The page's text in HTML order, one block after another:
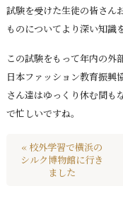
試験を受けた生徒の皆さん
ものについてより深い知識
この試験をもって年内の外
日本ファッション教育振興
さん達はゆっくり休む間も
で忙しいですね。
« 校外学習で横浜の
シルク博物館に行き
ました